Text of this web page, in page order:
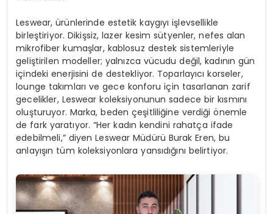
Leswear, ürünlerinde estetik kaygıyı işlevsellikle
birleştiriyor. Dikişsiz, lazer kesim sütyenler, nefes alan
mikrofiber kumaşlar, kablosuz destek sistemleriyle
geliştirilen modeller; yalnızca vücudu değil, kadının gün
içindeki enerjisini de destekliyor. Toparlayıcı korseler,
lounge takımları ve gece konforu için tasarlanan zarif
gecelikler, Leswear koleksiyonunun sadece bir kısmını
oluşturuyor. Marka, beden çeşitliliğine verdiği önemle
de fark yaratıyor. “Her kadın kendini rahatça ifade
edebilmeli,” diyen Leswear Müdürü Burak Eren, bu
anlayışın tüm koleksiyonlara yansıdığını belirtiyor.